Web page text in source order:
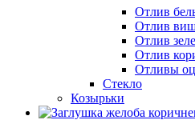
Отлив
Отлив
Отлив
Отлив
Отливы
Стекло
Козырьки